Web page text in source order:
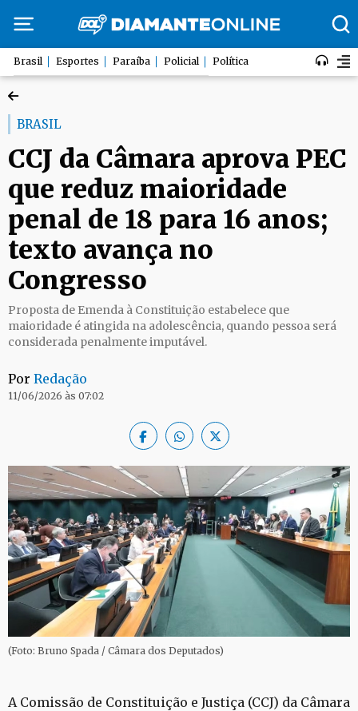
Brasil Esportes Paraíba Policial Política
BRASIL
CCJ da Câmara aprova PEC
que reduz maioridade
penal de 18 para 16 anos;
texto avança no
Congresso
Proposta de Emenda à Constituição estabelece que
maioridade é atingida na adolescência, quando pessoa será
considerada penalmente imputável.
Por Redação
11/06/2026 às 07:02
(Foto: Bruno Spada / Câmara dos Deputados)
A Comissão de Constituição e Justiça (CCJ) da Câmara